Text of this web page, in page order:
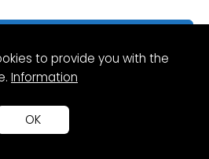
Denegar
preferencias
to provide you with the
Information
OK